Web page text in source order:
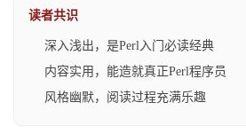
读者共识
深入浅出，是Perl入门必读经典
内容实用，能造就真正Perl程序员
风格幽默，阅读过程充满乐趣